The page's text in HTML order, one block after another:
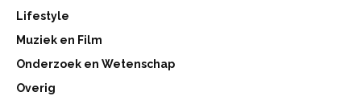
Lifestyle
Muziek en Film
Onderzoek en Wetenschap
Overig